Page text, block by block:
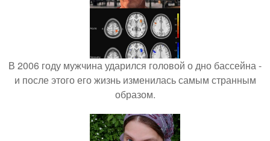
В 2006 году мужчина ударился головой о дно бассейна -
и после этого его жизнь изменилась самым странным
образом.